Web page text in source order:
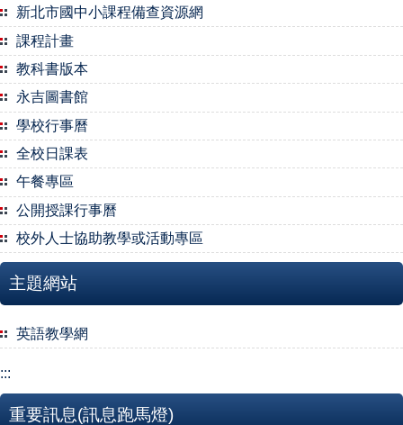
新北市國中小課程備查資源網
課程計畫
教科書版本
永吉圖書館
學校行事曆
全校日課表
午餐專區
公開授課行事曆
校外人士協助教學或活動專區
主題網站
英語教學網
:::
重要訊息(訊息跑馬燈)